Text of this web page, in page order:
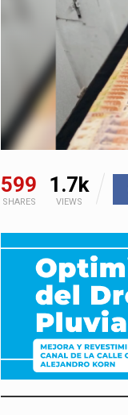
599
SHARES
1.7k
VIEWS